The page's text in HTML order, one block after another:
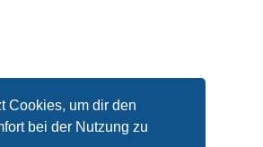
Cookies, um dir den
bei der Nutzung zu